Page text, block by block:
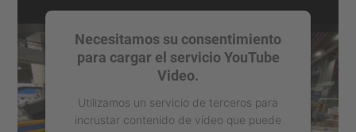
Necesitamos su consentimiento
para cargar el servicio YouTube
Video.
Utilizamos un servicio de terceros para
incrustar contenido de vídeo que puede